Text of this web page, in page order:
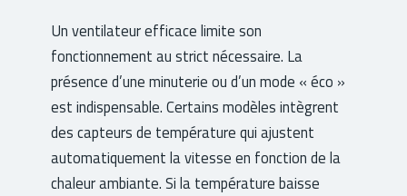
Un ventilateur efficace limite son
fonctionnement au strict nécessaire. La
présence d’une minuterie ou d’un mode « éco »
est indispensable. Certains modèles intègrent
des capteurs de température qui ajustent
automatiquement la vitesse en fonction de la
chaleur ambiante. Si la température baisse